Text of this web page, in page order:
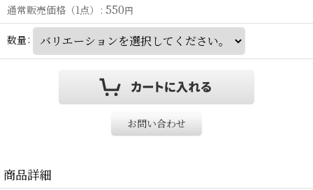
通常販売価格（1点） : 550円
数量:
お問い合わせ
商品詳細